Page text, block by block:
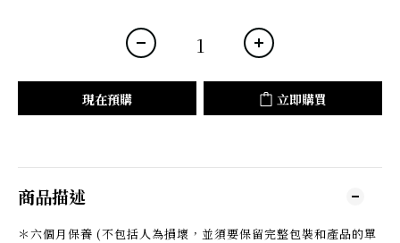
現在預購 立即購買
商品描述
＊六個月保養 (不包括人為損壞，並須要保留完整包裝和產品的單